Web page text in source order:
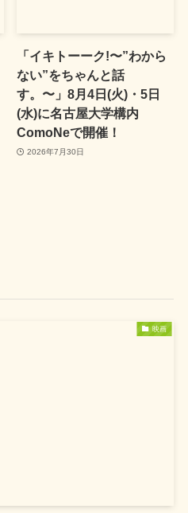
「イキトーーク!〜”わから
ない”をちゃんと話
す。〜」8月4日(火)・5日
(水)に名古屋大学構内
ComoNeで開催！
2026年7月30日
映画